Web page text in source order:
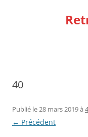
40
Publié le28 mars 2019à
← Précédent